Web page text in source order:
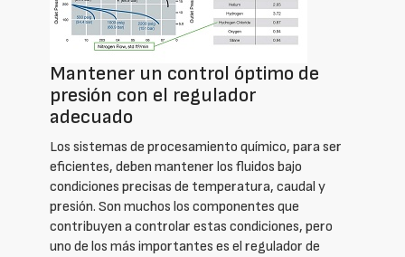
Mantener un control óptimo de
presión con el regulador
adecuado
Los sistemas de procesamiento químico, para ser
eficientes, deben mantener los fluidos bajo
condiciones precisas de temperatura, caudal y
presión. Son muchos los componentes que
contribuyen a controlar estas condiciones, pero
uno de los más importantes es el regulador de